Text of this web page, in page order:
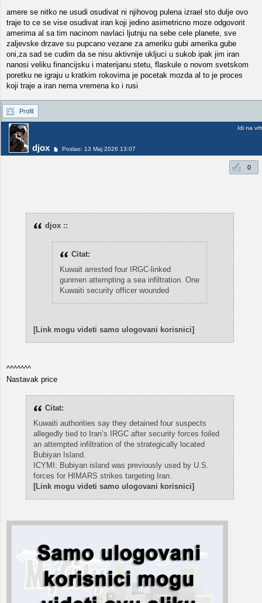
amere se nitko ne usudi osudivat ni njihovog pulena izrael sto dulje ovo
traje to ce se vise osudivat iran koji jedino asimetricno moze odgovorit
amerima al sa tim nacinom navlaci ljutnju na sebe cele planete, sve
zaljevske drzave su pupcano vezane za ameriku gubi amerika gube
oni,za sad se cudim da se nisu aktivnije ukljuci u sukob ipak jim iran
nanosi veliku financijsku i materijanu stetu, flaskule o novom svetskom
poretku ne igraju u kratkim rokovima je pocetak mozda al to je proces
koji traje a iran nema vremena ko i rusi
Profil
djox Poslao: 13 Maj 2026 13:07
Idi na vrh
0
djox ::
Citat:
Kuwait arrested four IRGC-linked
gunmen attempting a sea infiltration. One
Kuwaiti security officer wounded
[Link mogu videti samo ulogovani korisnici]
^^^^^^^
Nastavak price
Citat:
Kuwaiti authorities say they detained four suspects
allegedly tied to Iran’s IRGC after security forces foiled
an attempted infiltration of the strategically located
Bubiyan Island.
ICYMI: Bubiyan island was previously used by U.S.
forces for HIMARS strikes targeting Iran.
[Link mogu videti samo ulogovani korisnici]